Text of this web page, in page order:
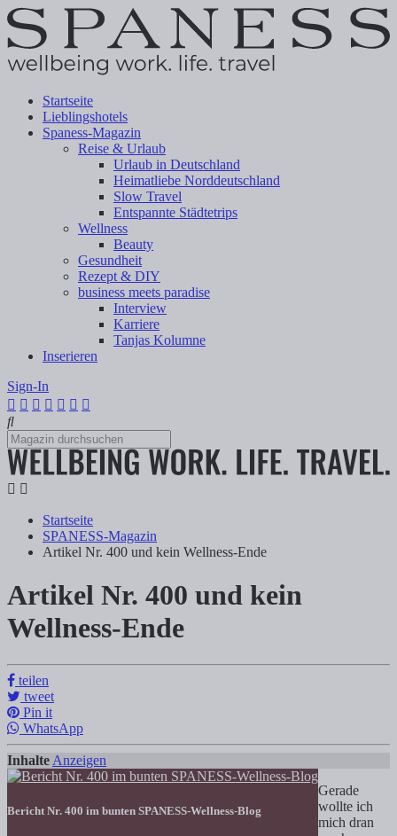
Startseite
Lieblingshotels
Spaness-Magazin
Reise & Urlaub
Urlaub in Deutschland
Heimatliebe Norddeutschland
Slow Travel
Entspannte Städtetrips
Wellness
Beauty
Gesundheit
Rezept & DIY
business meets paradise
Interview
Karriere
Tanjas Kolumne
Inserieren
Sign-In
Startseite
SPANESS-Magazin
Artikel Nr. 400 und kein Wellness-Ende
Artikel Nr. 400 und kein Wellness-Ende
Tanja Klindworth
Inhalte Anzeigen 1) Wellness-Erinnerungen 2) Wellness-
Artikel Nr. 400 und kein
Wellness-Ende
teilen
tweet
Pin it
WhatsApp
Inhalte Anzeigen
Bericht Nr. 400 im bunten SPANESS-Wellness-Blog
Gerade
wollte ich
mich dran